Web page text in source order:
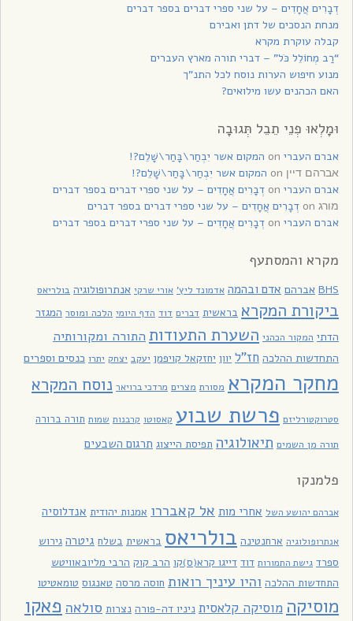
דְבָרִים אֲחָדִים – על שני ספרי דברים בספר דברים
מנחת הנסכים של דתן ואבירם
קבלה עוקרת מקרא
“רַב מְחוֹלֵל כֹּל” – דברי תורה מארץ העברים
מנוע חיפוש הערות נוסח לכל התנ”ך
האם הכהנים עשו מילואים?
וּמָלְאוּ פְנֵי תֵבֵל תְּגוּבָה
אברם העברי המקום אשר יִבְחַר\בָּחַר\שָׁלֵם?!
אברהם דיין
המקום אשר יִבְחַר\בָּחַר\שָׁלֵם?!
אברם העברי
דְבָרִים אֲחָדִים – על שני ספרי דברים בספר דברים
מורג
דְבָרִים אֲחָדִים – על שני ספרי דברים בספר דברים
אברם העברי
דְבָרִים אֲחָדִים – על שני ספרי דברים בספר דברים
מקרא והמסתעף
BHS אברהם אדם ובהמה אדמונד ליץ' אורי שרקי אנתרופולוגיה בולריאס
ביקורת המקרא בראשית דברים דוד הדף היומי הלכה ומוסר המגזר
הדתי המקור הכהני השערת התעודות התורה ומקורותיה
התחדשות ההלכה חז"ל יוון יחזקאל קויפמן יעקב יצחק יתרו כנסים וספרים
מחקר המקרא מסורת מצרים מרדכי ברויאר נוסח המקרא
סטרוקטורליזם פרשת שבוע קאסוטו קרבנות שמות תורה ברורה
תורה מן השמים תיאולוגיה תפיסת הייצוג תרגום השבעים
פלמנקו
אברהם יהושע השל אחרי מות אל קאבררו אמנות יהודית אנדלוסיה
אנתרופולוגיה ארחנטינה בולריאס בראשית בשלח גיטרה גירוש
ספרד גישת התמורות דוד דייגו קרא(ס)קו הרב קוק הרבי מליובאוויטש
התחדשות ההלכה והיו עיניך רואות חוסה מרסה טאנגוס טומאטיטו
מוסיקה מוסיקה קלאסית ניניו דה-פורה נצרות סולאה פאקו